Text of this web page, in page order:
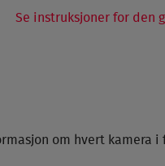
Se instruksjoner for den
om hvert kamera i